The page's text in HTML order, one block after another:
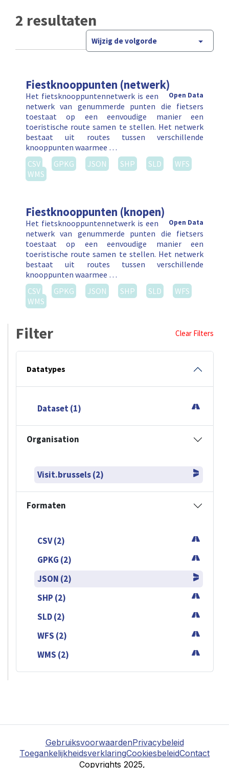
2 resultaten
Wijzig de volgorde
Fiestknooppunten (netwerk)
Open Data
Het fietsknooppuntennetwerk is een
netwerk van genummerde punten die fietsers
toestaat op een eenvoudige manier een
toeristische route samen te stellen. Het netwerk
bestaat uit routes tussen verschillende
knooppunten waarmee …
CSV
GPKG JSON SHP SLD
WFS
WMS
Fiestknooppunten (knopen)
Open Data
Het fietsknooppuntennetwerk is een
netwerk van genummerde punten die fietsers
toestaat op een eenvoudige manier een
toeristische route samen te stellen. Het netwerk
bestaat uit routes tussen verschillende
knooppunten waarmee …
CSV
GPKG JSON SHP SLD
WFS
WMS
Filter Clear Filters
Datatypes
Dataset (1)
Organisation
Visit.brussels (2)
Formaten
CSV (2)
GPKG (2)
JSON (2)
SHP (2)
SLD (2)
WFS (2)
WMS (2)
GebruiksvoorwaardenPrivacybeleid
ToegankelijkheidsverklaringCookiesbeleidContact
Copyrights 2025,